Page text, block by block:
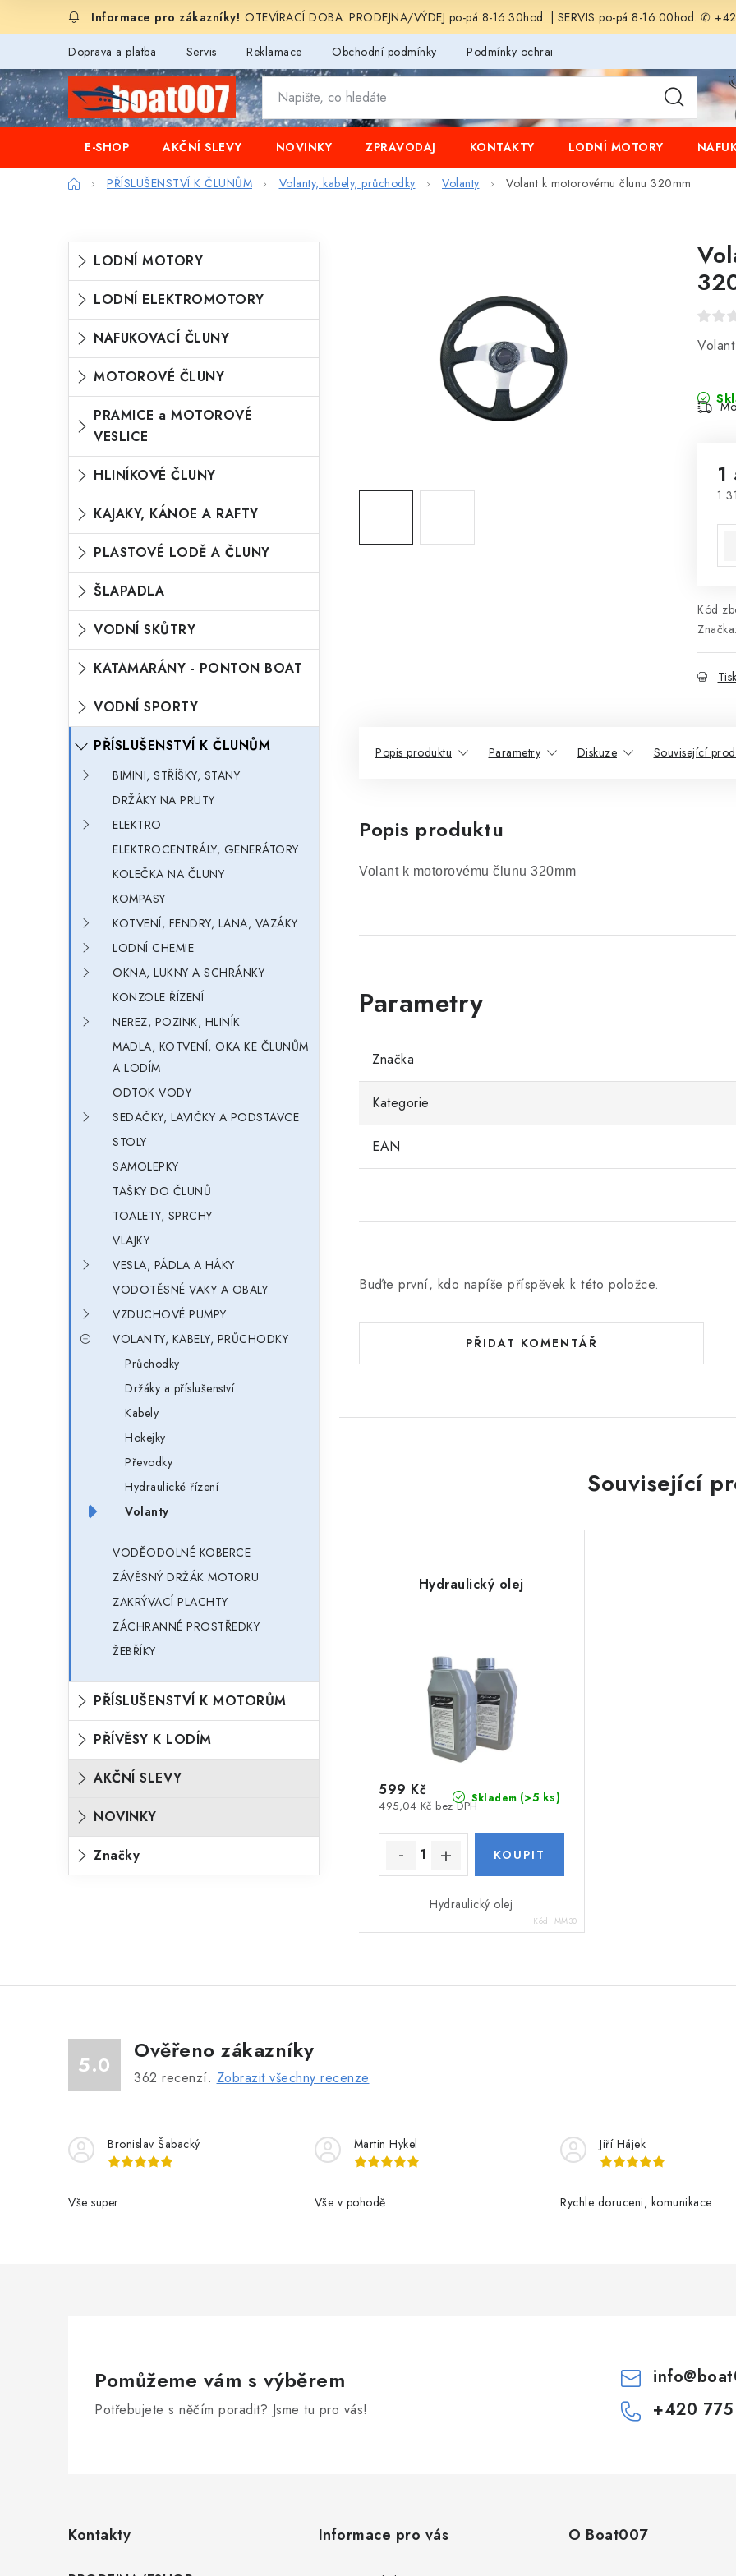
OTEVÍRACÍ DOBA: PRODEJNA/VÝDEJ po-pá 8-16:30hod. | SERVIS po-pá 8-16:00hod. ✆
Doprava a platba Servis Reklamace Obchodní podmínky Podmínky ochrany osobních údajů
E-SHOP
AKČNÍ SLEVY NOVINKY ZPRAVODAJ KONTAKTY LODNÍ MOTORY
DomůPŘÍSLUŠENSTVÍ K ČLUNŮM Volanty, kabely, průchodky Volanty Volant k motorovému člunu 320mm
P
o
t
a
n
n
p
a
n
e
Přeskočit
kategorie
K
a
e
g
o
e
LODNÍ MOTORY
LODNÍ ELEKTROMOTORY
NAFUKOVACÍ ČLUNY
MOTOROVÉ ČLUNY
PRAMICE a MOTOROVÉ
VESLICE
HLINÍKOVÉ ČLUNY
KAJAKY, KÁNOE A RAFTY
PLASTOVÉ LODĚ A ČLUNY
ŠLAPADLA
VODNÍ SKŮTRY
KATAMARÁNY - PONTON BOAT
VODNÍ SPORTY
PŘÍSLUŠENSTVÍ K ČLUNŮM
BIMINI, STŘÍŠKY, STANY
DRŽÁKY NA PRUTY
ELEKTRO
ELEKTROCENTRÁLY, GENERÁTORY
KOLEČKA NA ČLUNY
KOMPASY
KOTVENÍ, FENDRY, LANA, VAZÁKY
LODNÍ CHEMIE
OKNA, LUKNY A SCHRÁNKY
KONZOLE ŘÍZENÍ
NEREZ, POZINK, HLINÍK
MADLA, KOTVENÍ, OKA KE ČLUNŮM
A LODÍM
ODTOK VODY
SEDAČKY, LAVIČKY A PODSTAVCE
STOLY
SAMOLEPKY
TAŠKY DO ČLUNŮ
TOALETY, SPRCHY
VLAJKY
VESLA, PÁDLA A HÁKY
VODOTĚSNÉ VAKY A OBALY
VZDUCHOVÉ PUMPY
VOLANTY, KABELY, PRŮCHODKY
Průchodky
Držáky a příslušenství
Kabely
Hokejky
Převodky
Hydraulické řízení
Volanty
VODĚODOLNÉ KOBERCE
ZÁVĚSNÝ DRŽÁK MOTORU
ZAKRÝVACÍ PLACHTY
ZÁCHRANNÉ PROSTŘEDKY
ŽEBŘÍKY
PŘÍSLUŠENSTVÍ K MOTORŮM
PŘÍVĚSY K LODÍM
AKČNÍ SLEVY
NOVINKY
Značky
1
1
Kód
Značka:
Tisk
Popis produktu Parametry Diskuze Související
Popis produktu
Volant k motorovému člunu 320mm
Značka
Kategorie
EAN
Buďte první, kdo napíše příspěvek k této položce.
PŘIDAT KOMENTÁŘ
Související
Hydraulický olej
Skladem (>5 ks)
495,04 Kč bez DPH
599 Kč
Hydraulický olej
Kód: MM30
5.0
Ověřeno zákazníky
362 recenzí. Zobrazit všechny recenze
Bronislav Šabacký
Vše super
Martin Hykel
Vše v pohodě
Jiří Hájek
Rychle doruceni, komunikace
Pomůžeme vám s výběrem
Potřebujete s něčím poradit? Jsme tu pro vás!
info@
+420
Kontakty Informace pro vás O Boat007